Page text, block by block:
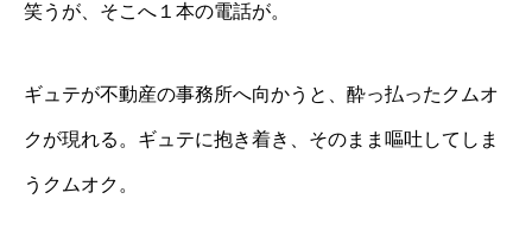
笑うが、そこへ１本の電話が。
ギュテが不動産の事務所へ向かうと、酔っ払ったクムオ
クが現れる。ギュテに抱き着き、そのまま嘔吐してしま
うクムオク。